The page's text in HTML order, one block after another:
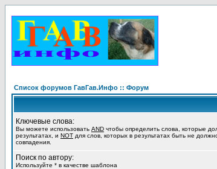
Список форумов ГавГав.Инфо :: Форум
Ключевые слова:
Вы можете использовать AND чтобы определить слова, которые
результатах, и NOT для слов, которых в результатах быть не
совпадения.
Поиск по автору:
Используйте * в качестве шаблона